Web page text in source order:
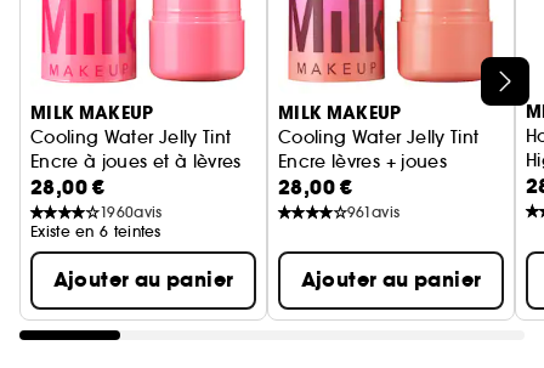
Ignorer le carrousel produits
MILK MAKEUP
Cooling Water Jelly Tint
Encre à joues et à lèvres
28,00 €
1960avis
Existe en 6 teintes
Ajouter au panier
MILK MAKEUP
Cooling Water Jelly Tint
Encre lèvres + joues
28,00 €
961avis
Ajouter au panier